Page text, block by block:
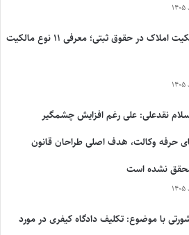
انواع مالکیت املاک در حقوق ثبتی؛ معرفی ۱۱ نوع مالکیت
نقدعلی: علی رغم افزایش چشمگیر
حرفه وکالت، هدف اصلی طراحان قانون
نشده است
با موضوع: تکلیف دادگاه کیفری در مورد